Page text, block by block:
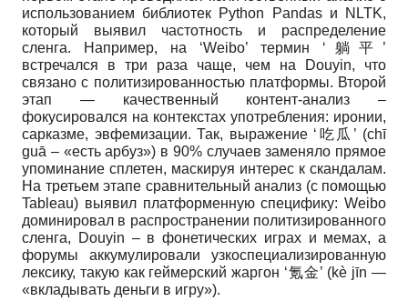
использованием библиотек Python Pandas и NLTK,
который выявил частотность и распределение
сленга. Например, на ‘Weibo’ термин ‘躺平’
встречался в три раза чаще, чем на Douyin, что
связано с политизированностью платформы. Второй
этап — качественный контент-анализ –
фокусировался на контекстах употребления: иронии,
сарказме, эвфемизации. Так, выражение ‘吃瓜’ (chī
guā – «есть арбуз») в 90% случаев заменяло прямое
упоминание сплетен, маскируя интерес к скандалам.
На третьем этапе сравнительный анализ (с помощью
Tableau) выявил платформенную специфику: Weibo
доминировал в распространении политизированного
сленга, Douyin – в фонетических играх и мемах, а
форумы аккумулировали узкоспециализированную
лексику, такую как геймерский жаргон ‘氪金’ (kè jīn —
«вкладывать деньги в игру»).